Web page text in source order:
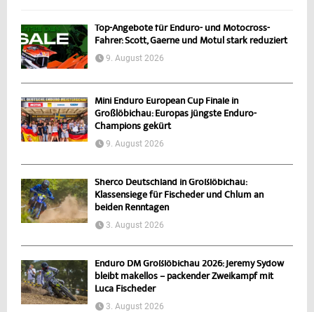
Top-Angebote für Enduro- und Motocross-
Fahrer: Scott, Gaerne und Motul stark reduziert
9. August 2026
Mini Enduro European Cup Finale in
Großlöbichau: Europas jüngste Enduro-
Champions gekürt
9. August 2026
Sherco Deutschland in Großlöbichau:
Klassensiege für Fischeder und Chlum an
beiden Renntagen
3. August 2026
Enduro DM Großlöbichau 2026: Jeremy Sydow
bleibt makellos – packender Zweikampf mit
Luca Fischeder
3. August 2026